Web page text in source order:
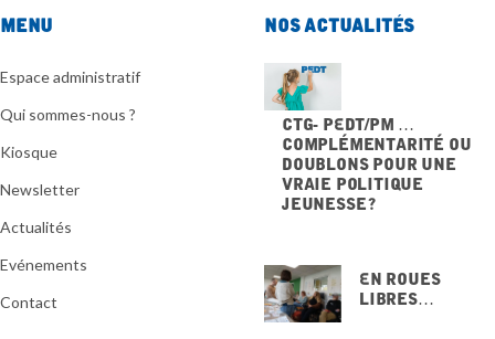
Menu
Espace administratif
Qui sommes-nous ?
Kiosque
Newsletter
Actualités
Evénements
Contact
Nos actualités
CTG- PEdT/PM …
Complémentarité ou
doublons pour une
vraie politique
jeunesse ?
En Roues
Libres…